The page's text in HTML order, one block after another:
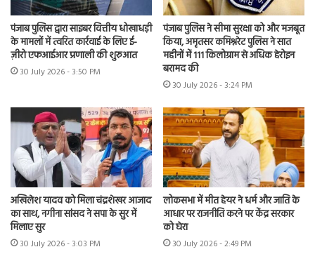
पंजाब पुलिस द्वारा साइबर वित्तीय धोखाधड़ी
के मामलों में त्वरित कार्रवाई के लिए ई-
ज़ीरो एफआईआर प्रणाली की शुरुआत
30 July 2026 - 3:50 PM
पंजाब पुलिस ने सीमा सुरक्षा को और मजबूत
किया, अमृतसर कमिश्नरेट पुलिस ने सात
महीनों में 111 किलोग्राम से अधिक हेरोइन
बरामद की
30 July 2026 - 3:24 PM
अखिलेश यादव को मिला चंद्रशेखर आजाद
का साथ, नगीना सांसद ने सपा के सुर में
मिलाए सुर
30 July 2026 - 3:03 PM
लोकसभा में मीत हेयर ने धर्म और जाति के
आधार पर राजनीति करने पर केंद्र सरकार
को घेरा
30 July 2026 - 2:49 PM